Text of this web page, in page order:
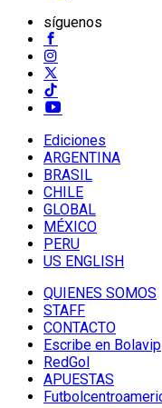
síguenos
Ediciones
ARGENTINA
BRASIL
CHILE
GLOBAL
MÉXICO
PERU
US ENGLISH
QUIENES SOMOS
STAFF
CONTACTO
Escribe en Bolavip
RedGol
APUESTAS